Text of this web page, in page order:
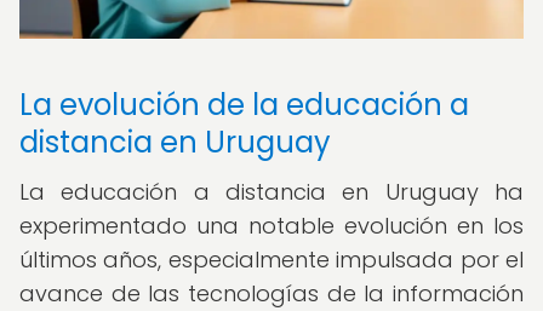
La evolución de la educación a
distancia en Uruguay
La educación a distancia en Uruguay ha
experimentado una notable evolución en los
últimos años, especialmente impulsada por el
avance de las tecnologías de la información